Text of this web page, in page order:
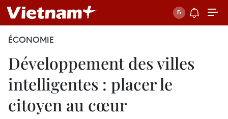
ÉCONOMIE
Développement des villes
intelligentes : placer le
citoyen au cœur